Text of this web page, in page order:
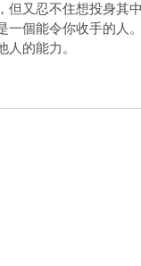
又忍不住想投身其
個能令你收手的人
的能力。